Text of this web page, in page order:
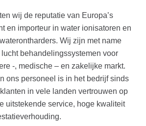
wij de reputatie van Europa’s
en importeur in water ionisatoren en
Wij zijn met name
behandelingssystemen voor
-, medische – en zakelijke markt.
ons personeel is in het bedrijf sinds
in vele landen vertrouwen op
uitstekende service, hoge kwaliteit